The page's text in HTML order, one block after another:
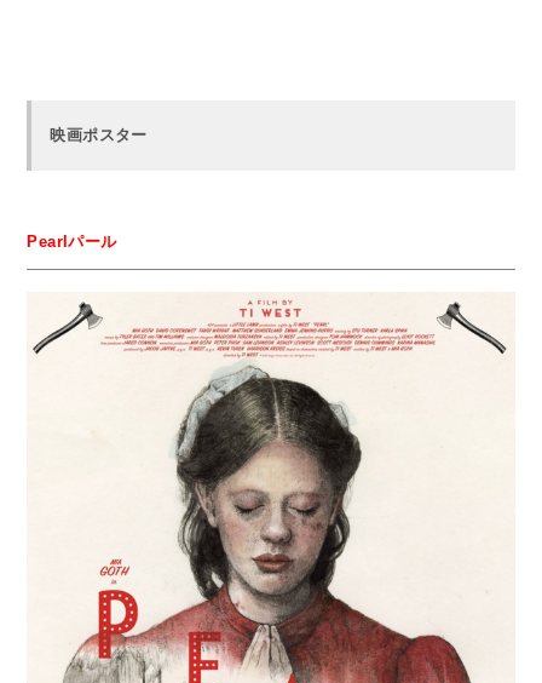
映画ポスター
Pearlパール